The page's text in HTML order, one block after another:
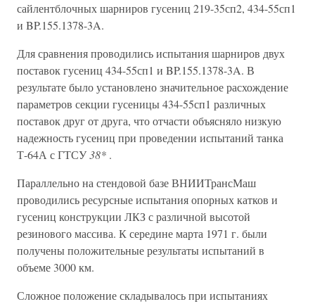
сайлентблочных шарниров гусениц 219-35сп2, 434-55сп1
и BP.155.1378-3A.
Для сравнения проводились испытания шарниров двух
поставок гусениц 434-55сп1 и BP.155.1378-3A. В
результате было установлено значительное расхождение
параметров секции гусеницы 434-55сп1 различных
поставок друг от друга, что отчасти объясняло низкую
надежность гусениц при проведении испытаний танка
Т-64А с ГТСУ38* .
Параллельно на стендовой базе ВНИИТрансМаш
проводились ресурсные испытания опорных катков и
гусениц конструкции ЛКЗ с различной высотой
резинового массива. К середине марта 1971 г. были
получены положительные результаты испытаний в
объеме 3000 км.
Сложное положение складывалось при испытаниях